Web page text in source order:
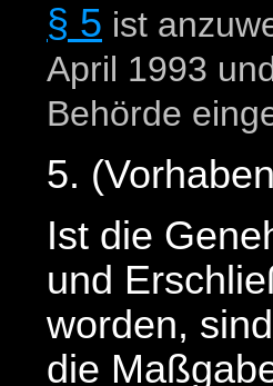
§ 5 ist
April 1993
Behörde
5.
Ist die
und
worden,
die